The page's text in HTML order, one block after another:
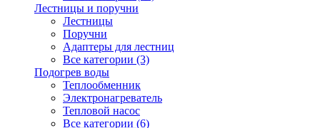
Лестницы и поручни
Лестницы
Поручни
Адаптеры для лестниц
Все категории (3)
Подогрев воды
Теплообменник
Электронагреватель
Тепловой насос
Все категории (6)